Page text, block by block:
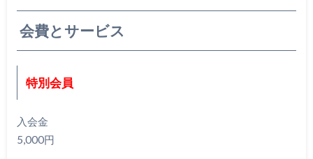
会費とサービス
特別会員
入会金
5,000円